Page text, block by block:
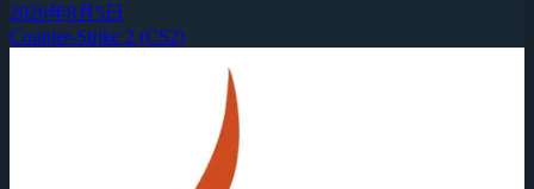
2026年8月5日
Counter-Strike 2 (CS2)